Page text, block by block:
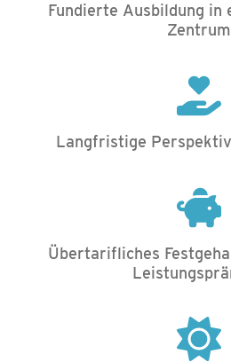
Fundierte Ausbildung in
Zentrum
Langfristige
Übertarifliches